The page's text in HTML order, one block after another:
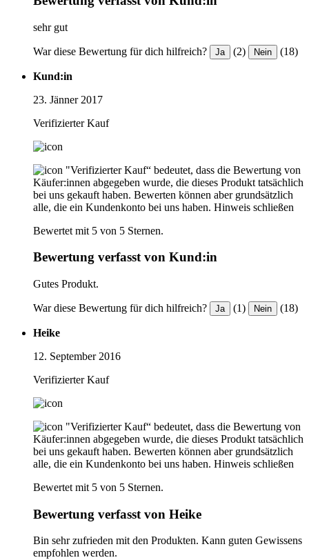
sehr gut
War diese Bewertung für dich hilfreich? Ja (2) Nein (18)
Kund:in
23. Jänner 2017
Verifizierter Kauf
"Verifizierter Kauf“ bedeutet, dass die Bewertung von
Käufer:innen abgegeben wurde, die dieses Produkt tatsächlich
bei uns gekauft haben. Bewerten können aber grundsätzlich
alle, die ein Kundenkonto bei uns haben. Hinweis schließen
Bewertet mit 5 von 5 Sternen.
Bewertung verfasst von Kund:in
Gutes Produkt.
War diese Bewertung für dich hilfreich? Ja (1) Nein (18)
Heike
12. September 2016
Verifizierter Kauf
"Verifizierter Kauf“ bedeutet, dass die Bewertung von
Käufer:innen abgegeben wurde, die dieses Produkt tatsächlich
bei uns gekauft haben. Bewerten können aber grundsätzlich
alle, die ein Kundenkonto bei uns haben. Hinweis schließen
Bewertet mit 5 von 5 Sternen.
Bewertung verfasst von Heike
Bin sehr zufrieden mit den Produkten. Kann guten Gewissens
empfohlen werden.